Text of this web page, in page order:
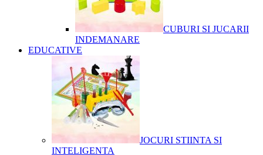
CUBURI SI JUCARII
INDEMANARE
EDUCATIVE
JOCURI STIINTA SI
INTELIGENTA